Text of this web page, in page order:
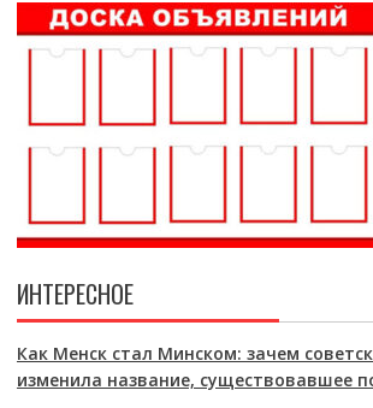
ИНТЕРЕСНОЕ
Как Менск стал Минском: зачем
изменила название, существовавшее